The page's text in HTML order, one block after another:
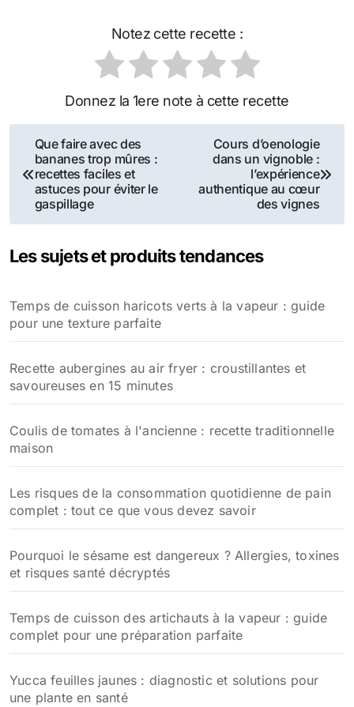
Notez cette recette :
Donnez la 1ere note à cette recette
Navigation
de
l’article
Que faire avec des
bananes trop mûres :
recettes faciles et
astuces pour éviter le
gaspillage
Cours d’oenologie
dans un vignoble :
l’expérience
authentique au cœur
des vignes
Les sujets et produits tendances
Temps de cuisson haricots verts à la vapeur : guide
pour une texture parfaite
Recette aubergines au air fryer : croustillantes et
savoureuses en 15 minutes
Coulis de tomates à l'ancienne : recette traditionnelle
maison
Les risques de la consommation quotidienne de pain
complet : tout ce que vous devez savoir
Pourquoi le sésame est dangereux ? Allergies, toxines
et risques santé décryptés
Temps de cuisson des artichauts à la vapeur : guide
complet pour une préparation parfaite
Yucca feuilles jaunes : diagnostic et solutions pour
une plante en santé